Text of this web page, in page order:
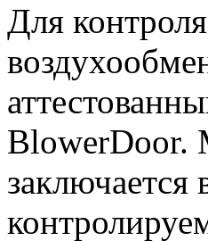
Для
BlowerDoor.